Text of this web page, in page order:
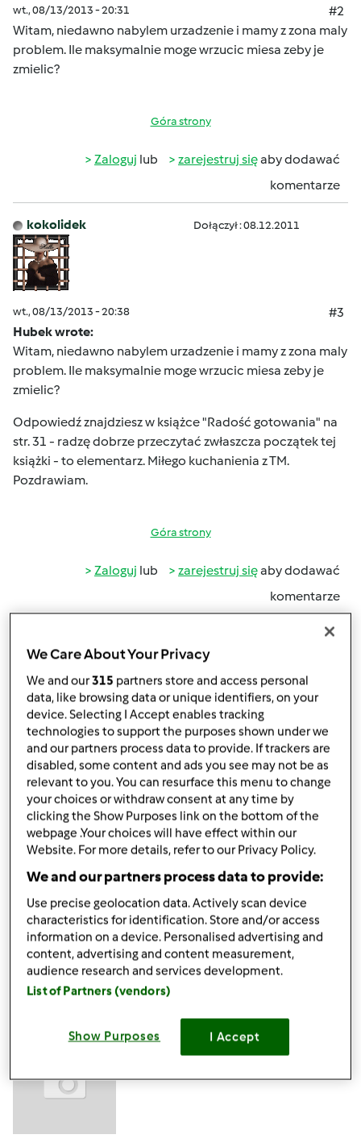
wt., 08/13/2013 - 20:31
#2
Witam, niedawno nabylem urzadzenie i mamy z zona maly
problem. Ile maksymalnie moge wrzucic miesa zeby je
zmielic?
Góra strony
Zaloguj lub zarejestruj sięaby dodawać
komentarze
kokolidek Dołączył : 08.12.2011
wt., 08/13/2013 - 20:38
#3
Hubek wrote:
Witam, niedawno nabylem urzadzenie i mamy z zona maly
problem. Ile maksymalnie moge wrzucic miesa zeby je
zmielic?
Odpowiedź znajdziesz w książce "Radość gotowania" na
str. 31 - radzę dobrze przeczytać zwłaszcza początek tej
książki - to elementarz. Miłego kuchanienia z TM.
Pozdrawiam.
Góra strony
Zaloguj lub zarejestruj sięaby dodawać
komentarze
wt., 08/13/2013 - 20:45
Witaj Hubek
Mięso pokroic na małe kostki 3cm na 3cm i na 60 min
włożyć do zamrażalnika. 200-250gmięsa zmielić 8-15
sek/obr 6-7, przełożyć do innego naczynia i czynność
powtórzyć ( zależy ile chcemy zmielić mięsa).
Góra strony
Zalogujlub zarejestruj sięaby dodawać
We Care About Your Privacy
We and our315 partners store and access personal
data, like browsing data or unique identifiers, on your
device. Selecting I Accept enables tracking
technologies to support the purposes shown under we
and our partners process data to provide. If trackers are
disabled, some content and ads you see may not be as
relevant to you. You can resurface this menu to change
your choices or withdraw consent at any time by
clicking the Show Purposes link on the bottom of the
webpage .Your choices will have effect within our
Website. For more details, refer to our Privacy Policy.
We and our partners process data to provide:
Use precise geolocation data. Actively scan device
characteristics for identification. Store and/or access
information on a device. Personalised advertising and
content, advertising and content measurement,
audience research and services development.
List of Partners (vendors)
Show Purposes I Accept